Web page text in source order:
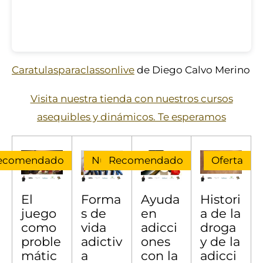
Caratulasparaclassonlivede Diego Calvo Merino
Visita nuestra tienda con nuestros cursos
asequibles y dinámicos. Te esperamos
El
juego
como
proble
mátic
Nuevo
Forma
s de
vida
adictiv
a
Recomendado
Ayuda
en
adicci
ones
con la
Oferta
Histori
a de la
droga
y de la
adicci